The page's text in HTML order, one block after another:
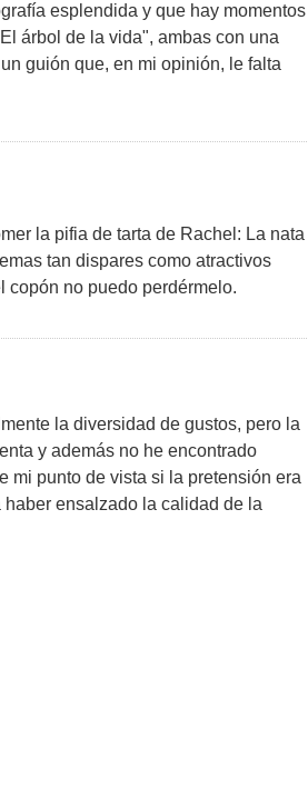
esplendida y que hay momentos
árbol de la vida", ambas con una
guión que, en mi opinión, le falta
la pifia de tarta de Rachel: La nata
tan dispares como atractivos
copón no puedo perdérmelo.
la diversidad de gustos, pero la
y además no he encontrado
mi punto de vista si la pretensión era
ensalzado la calidad de la